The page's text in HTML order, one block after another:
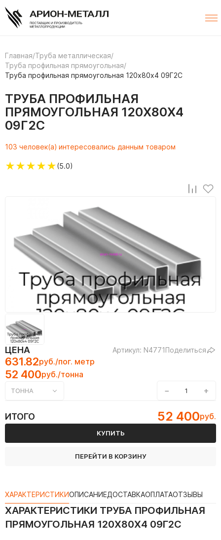
Главная/Труба металлическая/
Труба профильная прямоугольная/
Труба профильная прямоугольная 120х80х4 09Г2С
ТРУБА ПРОФИЛЬНАЯ
ПРЯМОУГОЛЬНАЯ 120Х80Х4
09Г2С
103 человек(а) интересовались данным товаром
★★★★★(5.0)
ЦЕНА Артикул: N4771Поделиться
631.82руб./пог. метр
52 400руб./тонна
ТОННА − +
ИТОГО 52 400руб.
КУПИТЬ
ПЕРЕЙТИ В КОРЗИНУ
ХАРАКТЕРИСТИКИОПИСАНИЕДОСТАВКАОПЛАТАОТЗЫВЫ
ХАРАКТЕРИСТИКИ ТРУБА ПРОФИЛЬНАЯ
ПРЯМОУГОЛЬНАЯ 120Х80Х4 09Г2С